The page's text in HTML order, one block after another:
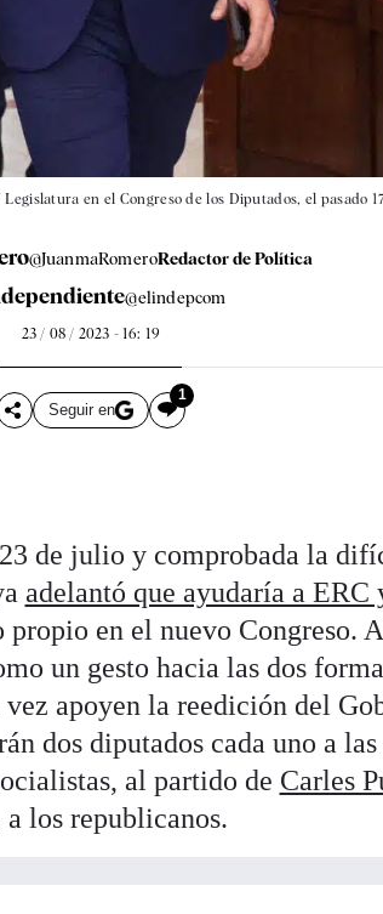
en el Congreso de los Diputados, el pasado
Redactor de Política
@JuanmaRomero
@elindepcom
23 / 08 / 2023 - 16: 19
Seguir en
1
23 de julio y comprobada la
adelantó que ayudaría a ERC
propio en el nuevo Congreso.
un gesto hacia las dos
vez apoyen la reedición del
dos diputados cada uno a las
al partido de Carles
a los republicanos.